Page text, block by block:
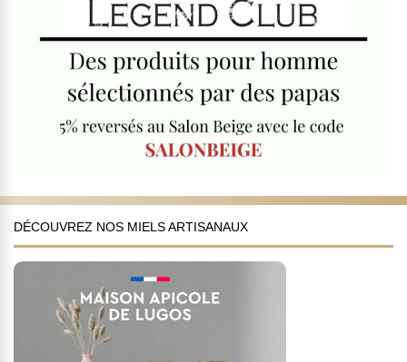
DÉCOUVREZ NOS MIELS ARTISANAUX